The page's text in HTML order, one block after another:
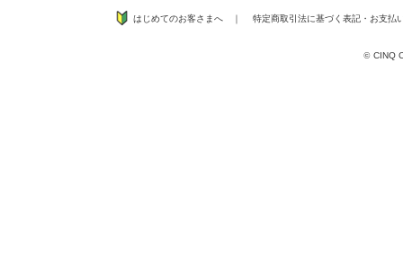
はじめてのお客さまへ ｜ 特定商取引法に基づく表記 ・ お支払
© CINQ